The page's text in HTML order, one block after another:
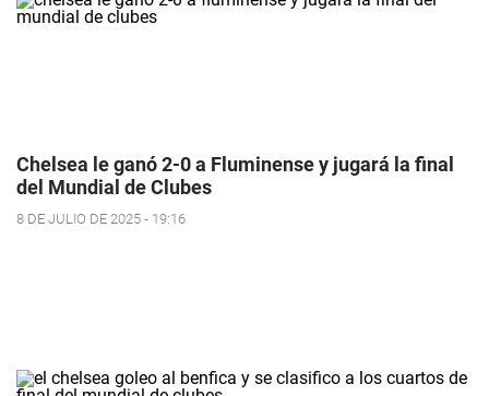
Chelsea le ganó 2-0 a Fluminense y jugará la final
del Mundial de Clubes
8 DE JULIO DE 2025 - 19:16